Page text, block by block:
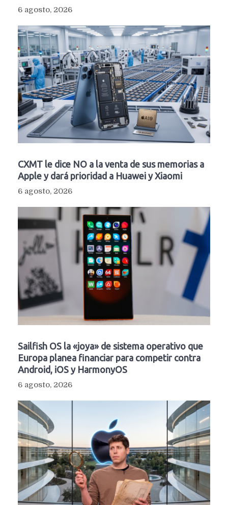
6 agosto, 2026
CXMT le dice NO a la venta de sus memorias a
Apple y dará prioridad a Huawei y Xiaomi
6 agosto, 2026
Sailfish OS la «joya» de sistema operativo que
Europa planea financiar para competir contra
Android, iOS y HarmonyOS
6 agosto, 2026